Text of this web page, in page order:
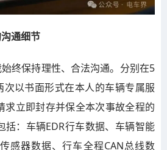
通细节
终保持理性、合法沟通。分别在5
以书面形式在本人的车辆专属服
求立即封存并保全本次事故全程的
括：车辆EDR行车数据、车辆智能
感器数据、行车全程CAN总线数